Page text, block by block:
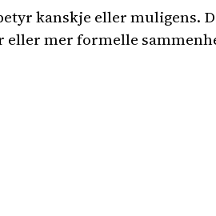
kanskje eller muligens.
mer formelle